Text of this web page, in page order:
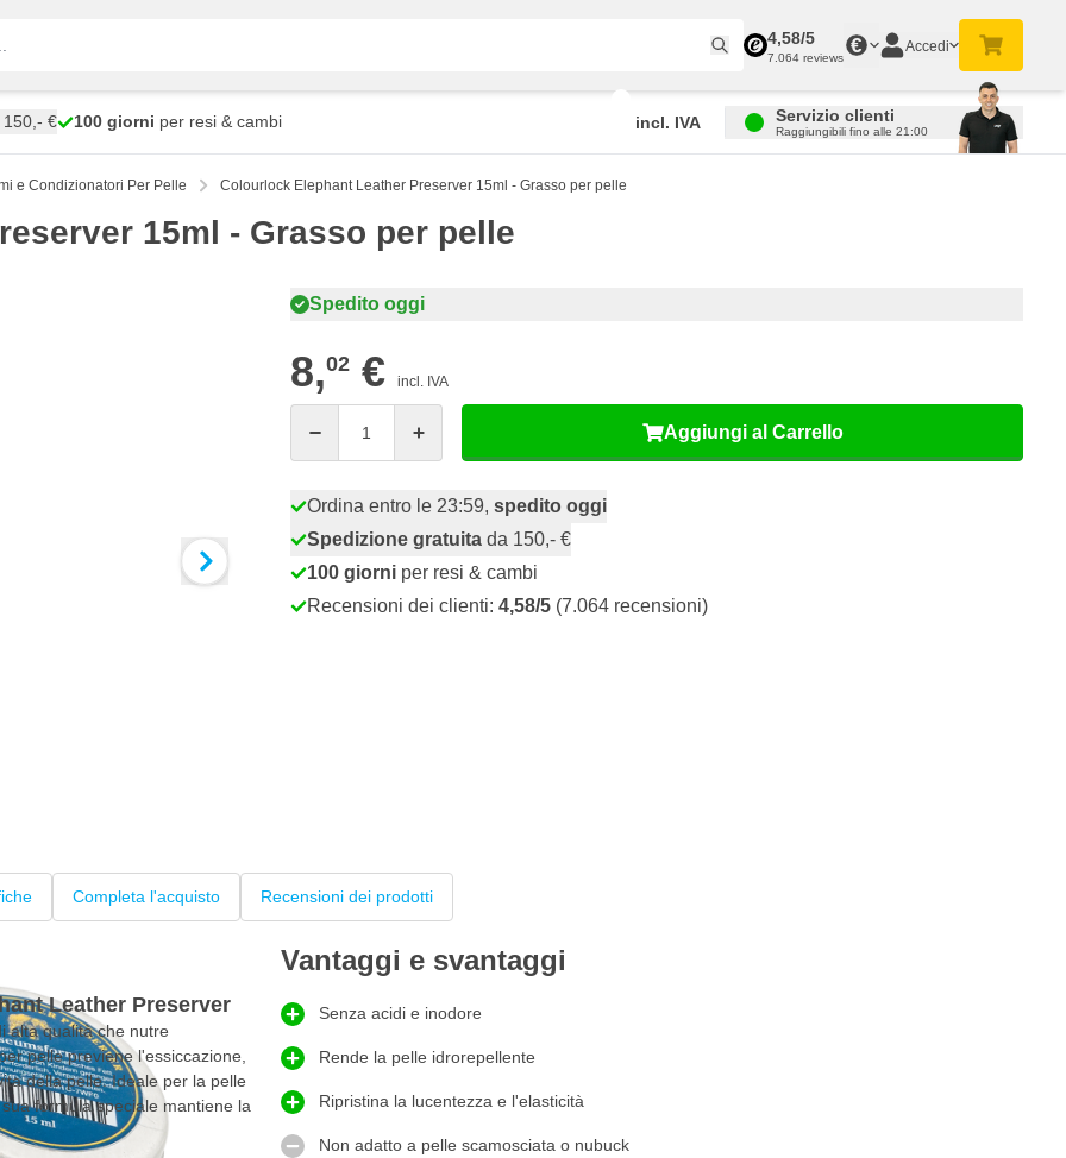
4,58/5
7.064 reviews
€ Accedi
150,- € 100 giorni per resi & cambi incl. IVA Servizio clienti
Raggiungibili fino alle 21:00
e Condizionatori Per Pelle Colourlock Elephant Leather Preserver 15ml - Grasso per pelle
15ml - Grasso per pelle
Spedito oggi
8,02 € incl. IVA
Aggiungi al Carrello
Ordina entro le 23:59, spedito oggi
Spedizione gratuita da 150,- €
100 giorni per resi & cambi
Recensioni dei clienti: 4,58/5 (7.064 recensioni)
Completa l'acquisto Recensioni dei prodotti
Leather Preserver
alta qualità che nutre
pelle previene l'essiccazione,
della pelle. Ideale per la pelle
formula speciale mantiene la
Vantaggi e svantaggi
Senza acidi e inodore
Rende la pelle idrorepellente
Ripristina la lucentezza e l'elasticità
Non adatto a pelle scamosciata o nubuck